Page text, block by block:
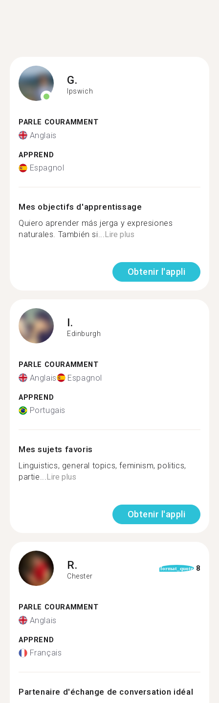
G.
Ipswich
PARLE COURAMMENT
Anglais
APPREND
Espagnol
Mes objectifs d'apprentissage
Quiero aprender más jerga y expresiones
naturales. También si...Lire plus
Obtenir l'appli
I.
Edinburgh
PARLE COURAMMENT
Anglais Espagnol
APPREND
Portugais
Mes sujets favoris
Linguistics, general topics, feminism, politics,
partie...Lire plus
Obtenir l'appli
R.
Chester
format_quote 8
PARLE COURAMMENT
Anglais
APPREND
Français
Partenaire d'échange de conversation idéal